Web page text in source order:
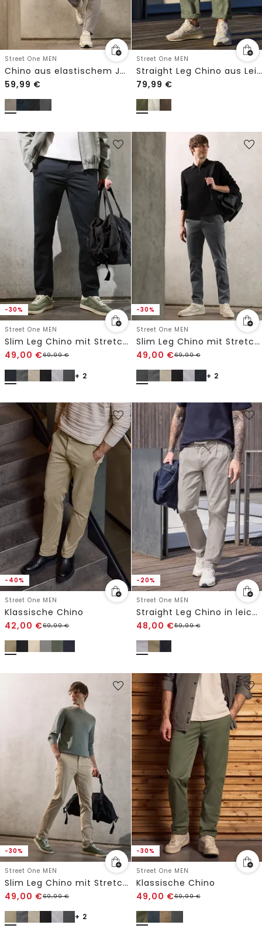
Street One MEN
Chino aus elastischem Jersey mit Flexbund
59,99 €
Street One MEN
Straight Leg Chino aus Leinen
79,99 €
-30%
Street One MEN
Slim Leg Chino mit Stretchbund
49,00 €69,99€
+ 2
-30%
Street One MEN
Slim Leg Chino mit Stretchbund
49,00 €69,99€
+ 2
-40%
Street One MEN
Klassische Chino
42,00 €69,99€
-20%
Street One MEN
Straight Leg Chino in leichter Qualität
48,00 €59,99€
-30%
Street One MEN
Slim Leg Chino mit Stretchbund
49,00 €69,99€
+ 2
-30%
Street One MEN
Klassische Chino
49,00 €69,99€